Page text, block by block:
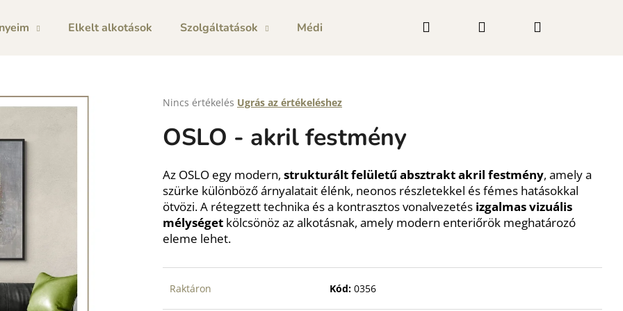
Elkelt alkotások Szolgáltatások Média megjelenések Kapcsolat
Keresés Bejelentkezés
A
átlagos
értékelése
ből
0,0
csillag.
Nincs értékelés Ugrás az értékeléshez
OSLO - akril festmény
Az OSLO egy modern, strukturált felületű absztrakt akril festmény, amely a
szürke különböző árnyalatait élénk, neonos részletekkel és fémes hatásokkal
ötvözi. A rétegzett technika és a kontrasztos vonalvezetés izgalmas vizuális
mélységet kölcsönöz az alkotásnak, amely modern enteriőrök meghatározó
eleme lehet.
Raktáron Kód: 0356
KERESÉS